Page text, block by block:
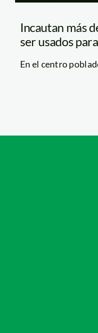
Incautan más
ser usados
En el centro